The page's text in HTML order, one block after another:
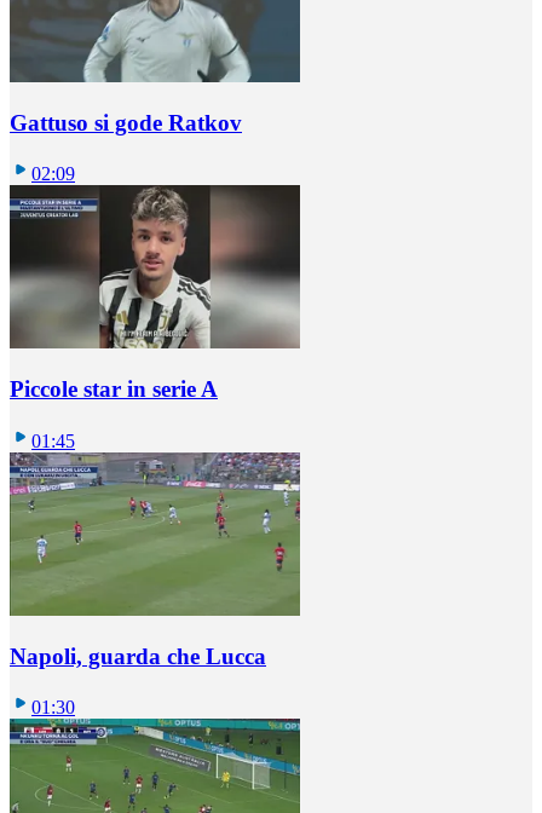
Gattuso si gode Ratkov
02:09
Piccole star in serie A
01:45
Napoli, guarda che Lucca
01:30